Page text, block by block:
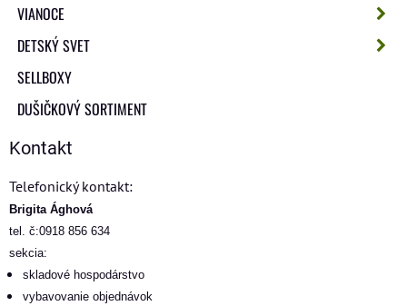
VIANOCE
DETSKÝ SVET
SELLBOXY
DUŠIČKOVÝ SORTIMENT
Kontakt
Telefonický kontakt:
Brigita Ághová
tel. č:0918 856 634
sekcia:
skladové hospodárstvo
vybavovanie objednávok